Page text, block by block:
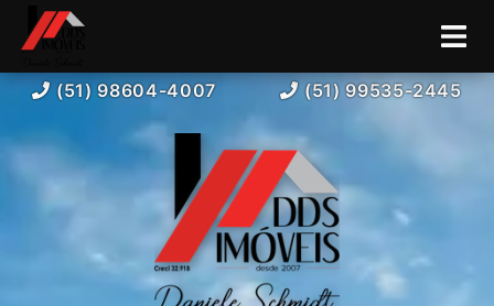
(51) 98604-4007 (51) 99535-2445